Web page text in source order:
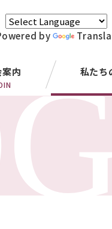
by
案内 私たち